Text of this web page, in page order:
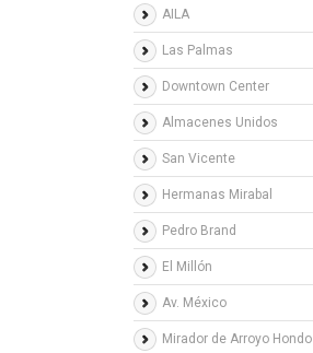
AILA
Las Palmas
Downtown Center
Almacenes Unidos
San Vicente
Hermanas Mirabal
Pedro Brand
El Millón
Av. México
Mirador de Arroyo Hondo